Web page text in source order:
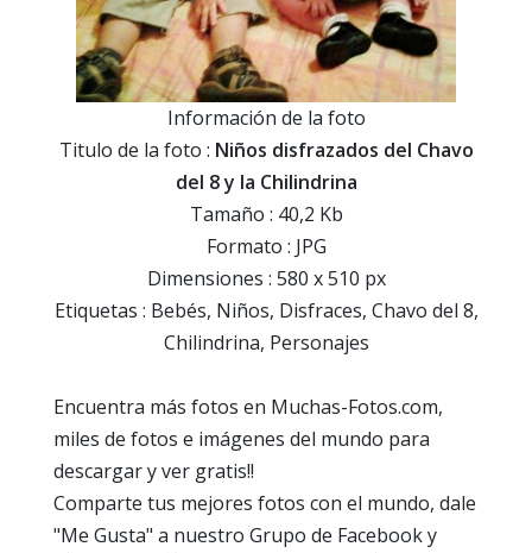
Información de la foto
Titulo de la foto : Niños disfrazados del Chavo
del 8 y la Chilindrina
Tamaño : 40,2 Kb
Formato : JPG
Dimensiones : 580 x 510 px
Etiquetas : Bebés, Niños, Disfraces, Chavo del 8,
Chilindrina, Personajes
Encuentra más fotos en Muchas-Fotos.com,
miles de fotos e imágenes del mundo para
descargar y ver gratis!!
Comparte tus mejores fotos con el mundo, dale
"Me Gusta" a nuestro Grupo de Facebook y